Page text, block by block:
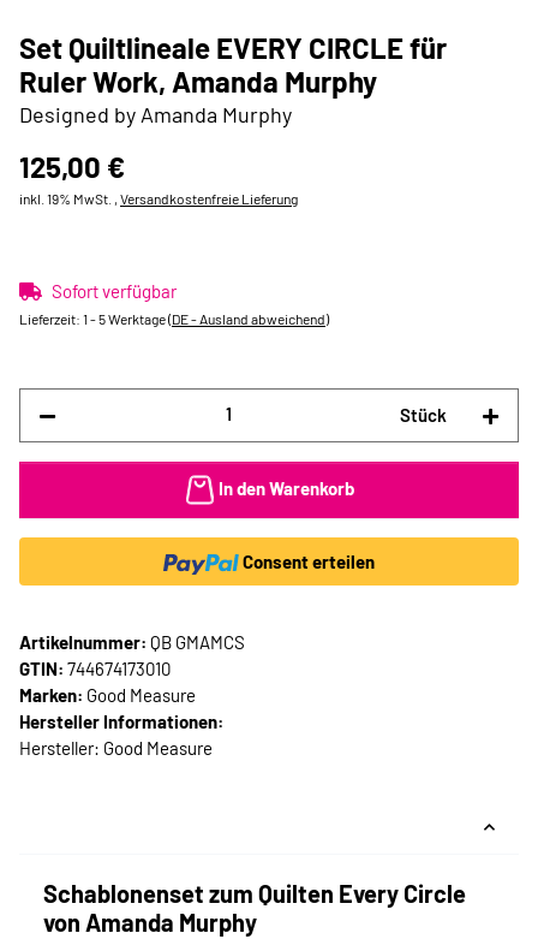
Set Quiltlineale EVERY CIRCLE für
Ruler Work, Amanda Murphy
Designed by Amanda Murphy
125,00 €
inkl. 19% MwSt. , Versandkostenfreie Lieferung
Sofort verfügbar
Lieferzeit: 1 - 5 Werktage(DE - Ausland abweichend)
Stück
In den Warenkorb
Consent erteilen
Artikelnummer: QB GMAMCS
GTIN: 744674173010
Marken: Good Measure
Hersteller Informationen:
Hersteller: Good Measure
Schablonenset zum Quilten Every Circle
von Amanda Murphy